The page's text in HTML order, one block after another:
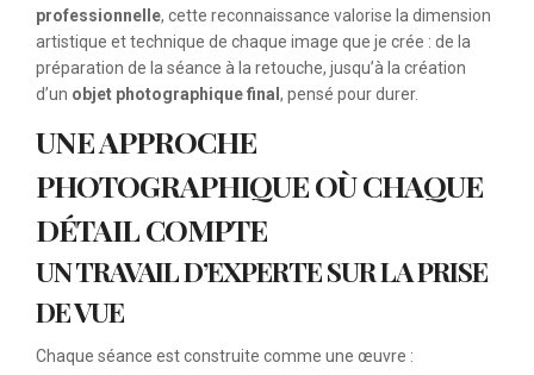
professionnelle, cette reconnaissance valorise la dimension
artistique et technique de chaque image que je crée : de la
préparation de la séance à la retouche, jusqu’à la création
d’un objet photographique final , pensé pour durer.
UNE APPROCHE
PHOTOGRAPHIQUE OÙ CHAQUE
DÉTAIL COMPTE
UN TRAVAIL D’EXPERTE SUR LA PRISE
DE VUE
Chaque séance est construite comme une œuvre :